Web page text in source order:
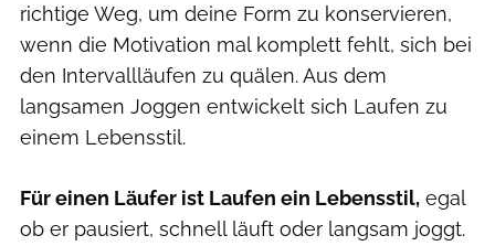
richtige Weg, um deine Form zu konservieren,
wenn die Motivation mal komplett fehlt, sich bei
den Intervallläufen zu quälen. Aus dem
langsamen Joggen entwickelt sich Laufen zu
einem Lebensstil.
Für einen Läufer ist Laufen ein Lebensstil, egal
ob er pausiert, schnell läuft oder langsam joggt.